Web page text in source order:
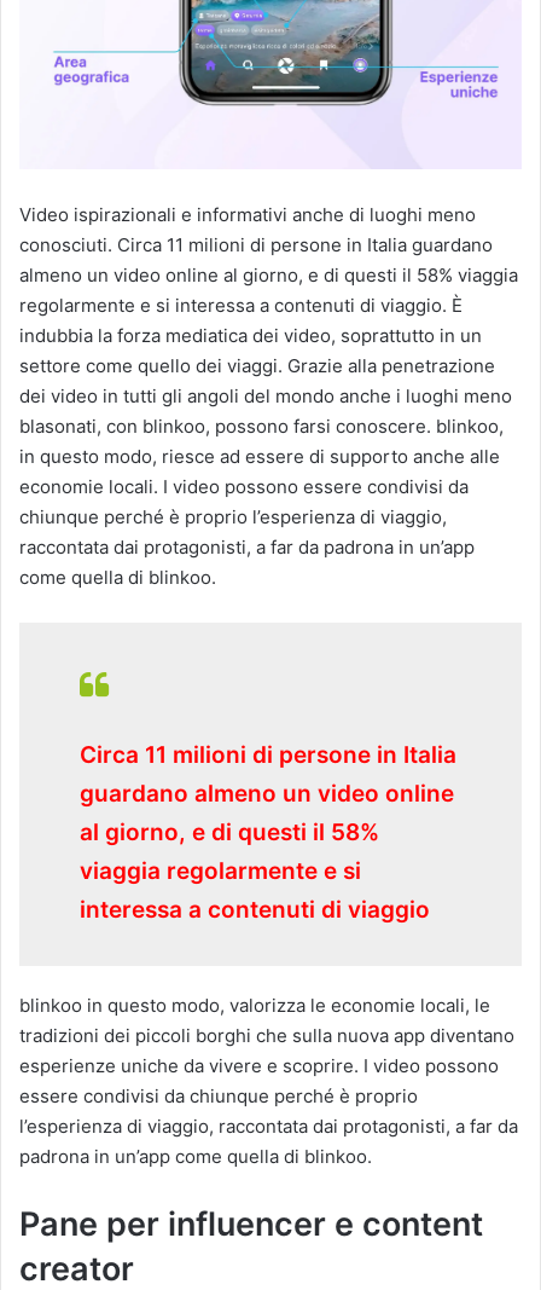
Video ispirazionali e informativi anche di luoghi meno
conosciuti. Circa 11 milioni di persone in Italia guardano
almeno un video online al giorno, e di questi il 58% viaggia
regolarmente e si interessa a contenuti di viaggio. È
indubbia la forza mediatica dei video, soprattutto in un
settore come quello dei viaggi. Grazie alla penetrazione
dei video in tutti gli angoli del mondo anche i luoghi meno
blasonati, con blinkoo, possono farsi conoscere. blinkoo,
in questo modo, riesce ad essere di supporto anche alle
economie locali. I video possono essere condivisi da
chiunque perché è proprio l’esperienza di viaggio,
raccontata dai protagonisti, a far da padrona in un’app
come quella di blinkoo.
Circa 11 milioni di persone in Italia
guardano almeno un video online
al giorno, e di questi il 58%
viaggia regolarmente e si
interessa a contenuti di viaggio
blinkoo in questo modo, valorizza le economie locali, le
tradizioni dei piccoli borghi che sulla nuova app diventano
esperienze uniche da vivere e scoprire. I video possono
essere condivisi da chiunque perché è proprio
l’esperienza di viaggio, raccontata dai protagonisti, a far da
padrona in un’app come quella di blinkoo.
Pane per influencer e content
creator